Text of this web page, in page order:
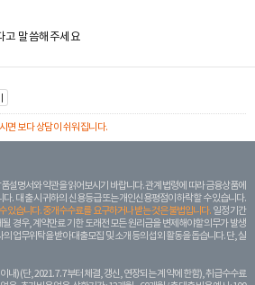
말씀해주세요
면 보다 상담이 쉬워집니다.
설명서와 약관을 읽어보시기 바랍니다. 관계 법령에 따라 금융상품에
. 대 출 시 귀하의 신용등급 또는 개인신용평점이 하락할 수 있습니다.
있습니다. 중개수수료를 요구하거나 받는 것은 불법입니다. 일정 기간
경우, 계약만료 기한 도래전 모든 원리금을 변제해야할 의무가 발생
업무위탁을 받아 대출모집 및 소개 등의 섭외 활동을 돕습니다. 단, 실
내) (단, 2021. 7. 7부터 체결, 갱신, 연장되는 계 약에 한함), 취급수수료